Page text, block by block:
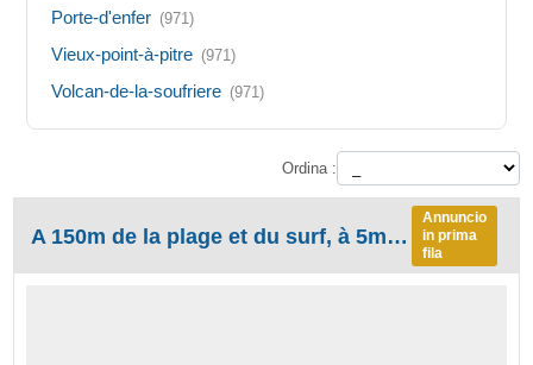
Porte-d'enfer (971)
Vieux-point-à-pitre (971)
Volcan-de-la-soufriere (971)
Ordina :
A 150m de la plage et du surf, à 5mn à pied du plus beau lagon de la Guadeloupe Bois Jolan T2 de Charme avec Jacuzzi, T3 duplex de charme 6 couchages, Studios, piscine, recommandés par le guide du routard,et à proximité à pied de 3 plages lagons turquois
Annuncio
in prima
fila